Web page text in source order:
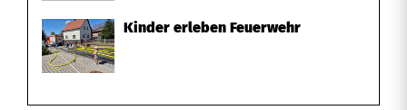
Kinder erleben Feuerwehr